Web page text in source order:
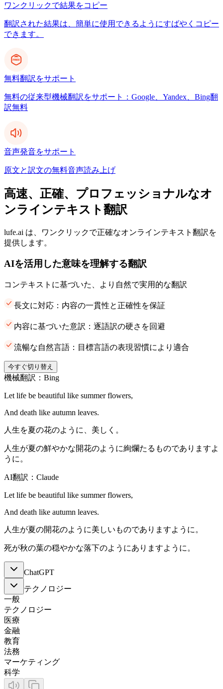
ワンクリックで結果をコピー
翻訳された結果は、簡単に使用できるようにすばやくコピー
できます。
無料翻訳をサポート
無料の従来型機械翻訳をサポート：Google、Yandex、Bing翻
訳無料
音声発音をサポート
原文と訳文の無料音声読み上げ
高速、正確、プロフェッショナルなオ
ンラインテキスト翻訳
lufe.ai は、ワンクリックで正確なオンラインテキスト翻訳を
提供します。
AIを活用した意味を理解する翻訳
コンテキストに基づいた、より自然で実用的な翻訳
長文に対応：内容の一貫性と正確性を保証
内容に基づいた意訳：逐語訳の硬さを回避
流暢な自然言語：目標言語の表現習慣により適合
今すぐ切り替え
機械翻訳：Bing
Let life be beautiful like summer flowers,
And death like autumn leaves.
人生を夏の花のように、美しく。
人生が夏の鮮やかな開花のように絢爛たるものでありますよ
うに。
AI翻訳：Claude
Let life be beautiful like summer flowers,
And death like autumn leaves.
人生が夏の開花のように美しいものでありますように。
死が秋の葉の穏やかな落下のようにありますように。
ChatGPT
テクノロジー
一般
テクノロジー
医療
金融
教育
法務
マーケティング
科学